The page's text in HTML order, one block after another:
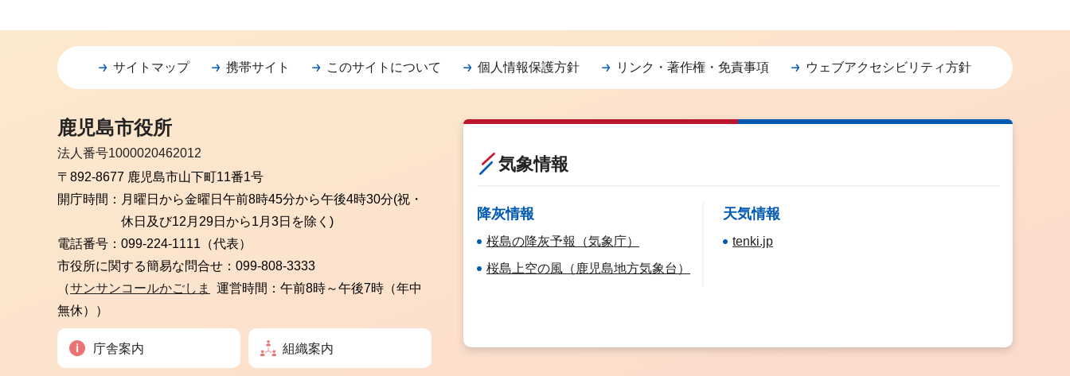
サイトマップ 携帯サイト このサイトについて 個人情報保護方針 リンク・著作権・免責事項 ウェブアクセシビリティ方針
鹿児島市役所
法人番号1000020462012
〒892-8677 鹿児島市山下町11番1号
開庁時間： 月曜日から金曜日 午前8時45分から午後4時30分(祝・
休日及び12月29日から1月3日を除く)
電話番号： 099-224-1111（代表）
市役所に関する簡易な問合せ： 099-808-3333
（サンサンコールかごしま
運営時間：午前8時～午後7時（年中
無休））
庁舎案内 組織案内
気象情報
降灰情報
桜島の降灰予報（気象庁）
桜島上空の風（鹿児島地方気象台）
天気情報
tenki.jp